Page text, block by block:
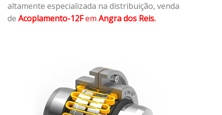
altamente especializada na distribuição, venda
de Acoplamento-12Fem Angra dos Reis.